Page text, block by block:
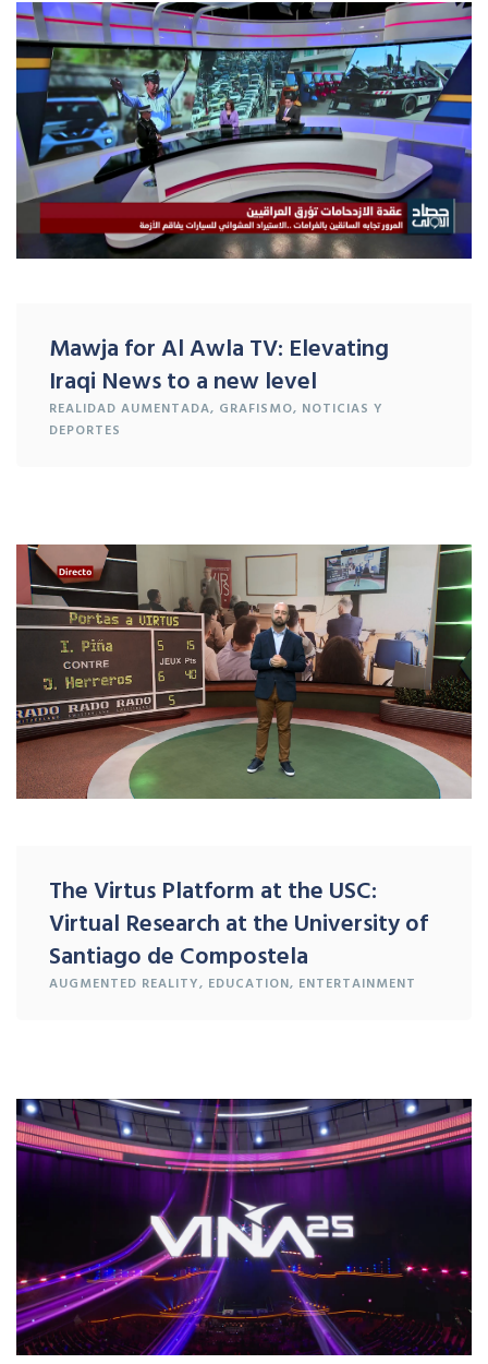
Mawja for Al Awla TV: Elevating
Iraqi News to a new level
REALIDAD AUMENTADA, GRAFISMO, NOTICIAS Y
DEPORTES
The Virtus Platform at the USC:
Virtual Research at the University of
Santiago de Compostela
AUGMENTED REALITY, EDUCATION, ENTERTAINMENT